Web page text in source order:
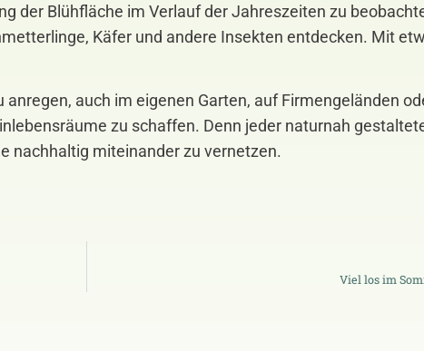
der Blühfläche im Verlauf der Jahreszeiten zu
Käfer und andere Insekten entdecken. Mit
auch im eigenen Garten, auf Firmengeländen
zu schaffen. Denn jeder naturnah
nachhaltig miteinander zu vernetzen.
Viel los im